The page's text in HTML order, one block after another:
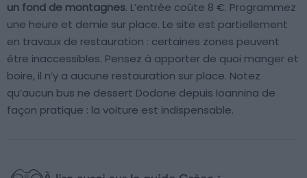
un fond de montagnes. L’entrée coûte 8 €. Programmez
une heure et demie sur place. Le site est partiellement
en travaux de restauration : certaines zones peuvent
être inaccessibles. Pensez à apporter de quoi manger et
boire, il n’y a aucune restauration sur place. Notez
qu’aucun bus ne dessert Dodone depuis Ioannina de
façon pratique : la voiture est indispensable.